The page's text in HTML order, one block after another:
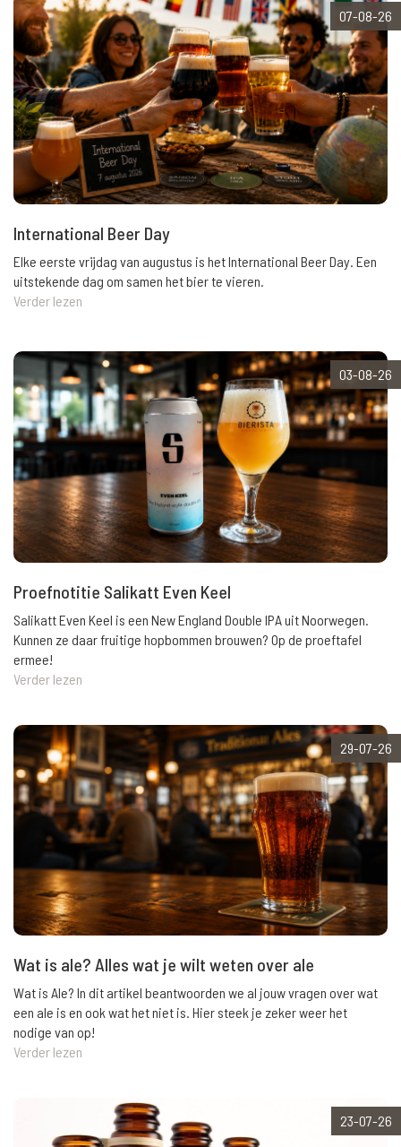
07-08-26
International Beer Day
Elke eerste vrijdag van augustus is het International Beer Day. Een
uitstekende dag om samen het bier te vieren.
Verder lezen
03-08-26
Proefnotitie Salikatt Even Keel
Salikatt Even Keel is een New England Double IPA uit Noorwegen.
Kunnen ze daar fruitige hopbommen brouwen? Op de proeftafel
ermee!
Verder lezen
29-07-26
Wat is ale? Alles wat je wilt weten over ale
Wat is Ale? In dit artikel beantwoorden we al jouw vragen over wat
een ale is en ook wat het niet is. Hier steek je zeker weer het
nodige van op!
Verder lezen
23-07-26